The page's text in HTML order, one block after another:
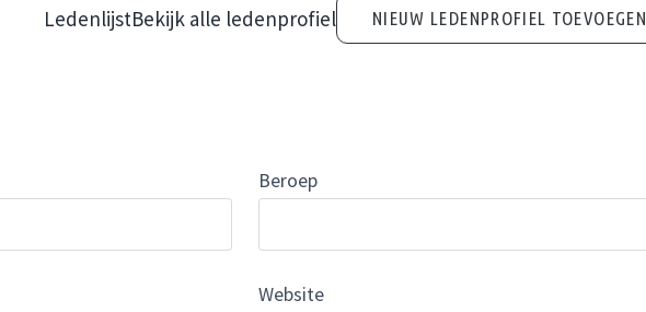
LedenlijstBekijk alle ledenprofiel NIEUW LEDENPROFIEL TOEVOEGEN
Beroep
Website